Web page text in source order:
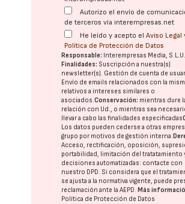
Autorizo el envío de
de terceros vía interempresas.net
He leído y acepto elAviso Legal
Política de Protección de Datos
Responsable: Interempresas Media, S.L.U.
Finalidades: Suscripción a nuestra(s)
newsletter(s). Gestión de cuenta de
Envío de emails relacionados con la
relativos a intereses similares o
asociados.Conservación: mientras dure
relación con Ud., o mientras sea
llevar a cabo las finalidades especificadas
Los datos pueden cederse a otras
grupo por motivos de gestión interna.
Acceso, rectificación, oposición,
portabilidad, limitación del tratatamiento
decisiones automatizadas: contacte con
nuestro DPD. Si considera que el
se ajusta a la normativa vigente, puede
reclamación ante laAEPD.Más
Política de Protección de Datos